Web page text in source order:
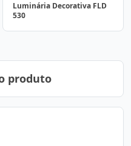
Luminária Decorativa FLD
530
produto